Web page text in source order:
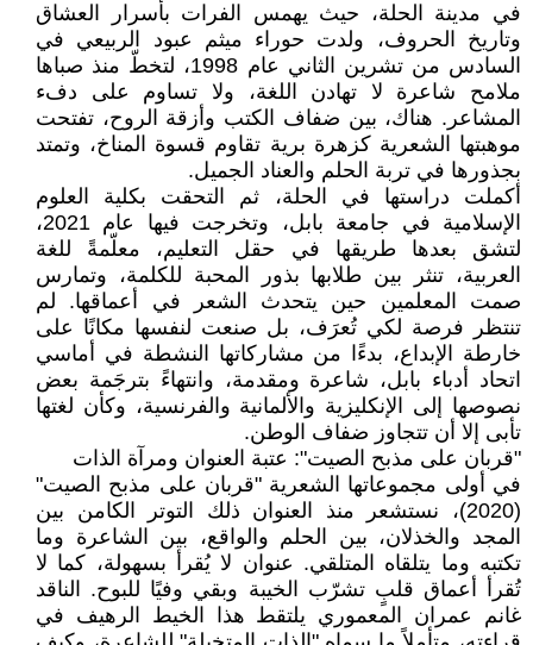
في مدينة الحلة، حيث يهمس الفرات بأسرار العشاق
وتاريخ الحروف، ولدت حوراء ميثم عبود الربيعي في
السادس من تشرين الثاني عام 1998، لتخطّ منذ صباها
ملامح شاعرة لا تهادن اللغة، ولا تساوم على دفء
المشاعر. هناك، بين ضفاف الكتب وأزقة الروح، تفتحت
موهبتها الشعرية كزهرة برية تقاوم قسوة المناخ، وتمتد
بجذورها في تربة الحلم والعناد الجميل.
أكملت دراستها في الحلة، ثم التحقت بكلية العلوم
الإسلامية في جامعة بابل، وتخرجت فيها عام 2021،
لتشق بعدها طريقها في حقل التعليم، معلّمةً للغة
العربية، تنثر بين طلابها بذور المحبة للكلمة، وتمارس
صمت المعلمين حين يتحدث الشعر في أعماقها. لم
تنتظر فرصة لكي تُعرَف، بل صنعت لنفسها مكانًا على
خارطة الإبداع، بدءًا من مشاركاتها النشطة في أماسي
اتحاد أدباء بابل، شاعرة ومقدمة، وانتهاءً بترجَمة بعض
نصوصها إلى الإنكليزية والألمانية والفرنسية، وكأن لغتها
تأبى إلا أن تتجاوز ضفاف الوطن.
"قربان على مذبح الصيت": عتبة العنوان ومرآة الذات
في أولى مجموعاتها الشعرية "قربان على مذبح الصيت"
(2020)، نستشعر منذ العنوان ذلك التوتر الكامن بين
المجد والخذلان، بين الحلم والواقع، بين الشاعرة وما
تكتبه وما يتلقاه المتلقي. عنوان لا يُقرأ بسهولة، كما لا
تُقرأ أعماق قلبٍ تشرّب الخيبة وبقي وفيًا للبوح. الناقد
غانم عمران المعموري يلتقط هذا الخيط الرهيف في